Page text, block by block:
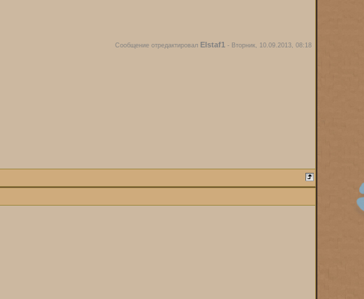
Сообщение отредактировал Elstaf1 - Вторник, 10.09.2013, 08:18